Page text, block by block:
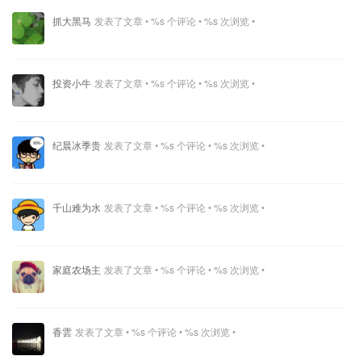
抓大黑马 发表了文章 • %s 个评论 • %s 次浏览 •
投资小牛 发表了文章 • %s 个评论 • %s 次浏览 •
纪晨冰季贵 发表了文章 • %s 个评论 • %s 次浏览 •
千山难为水 发表了文章 • %s 个评论 • %s 次浏览 •
家庭农场主 发表了文章 • %s 个评论 • %s 次浏览 •
香雲 发表了文章 • %s 个评论 • %s 次浏览 •